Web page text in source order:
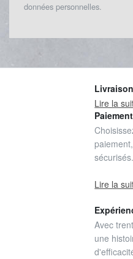
données personnelles.
Lire la
sécurisés.
Lire la
Avec
une